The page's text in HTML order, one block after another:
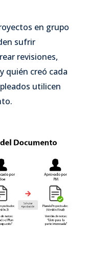
en grupo
sufrir
revisiones,
quién creó cada
utilicen